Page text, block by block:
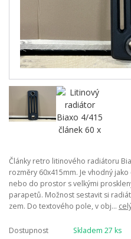
Články retro litinového radiátoru
rozměry 60x415mm. Je vhodný
nebo do prostor s velkými
parapetů. Možnost sestavit si
zem. Do textového pole, v obj...
Dostupnost
Skladem 27 ks